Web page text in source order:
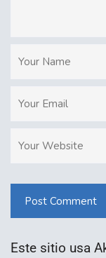
Post Comment
Este sitio usa